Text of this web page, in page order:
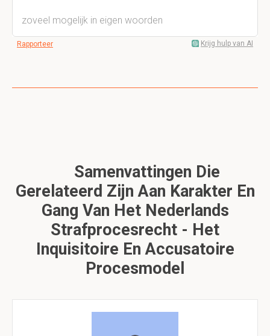
zoveel mogelijk in eigen woorden
Rapporteer Krijg hulp van AI
Samenvattingen Die
Gerelateerd Zijn Aan Karakter En
Gang Van Het Nederlands
Strafprocesrecht - Het
Inquisitoire En Accusatoire
Procesmodel